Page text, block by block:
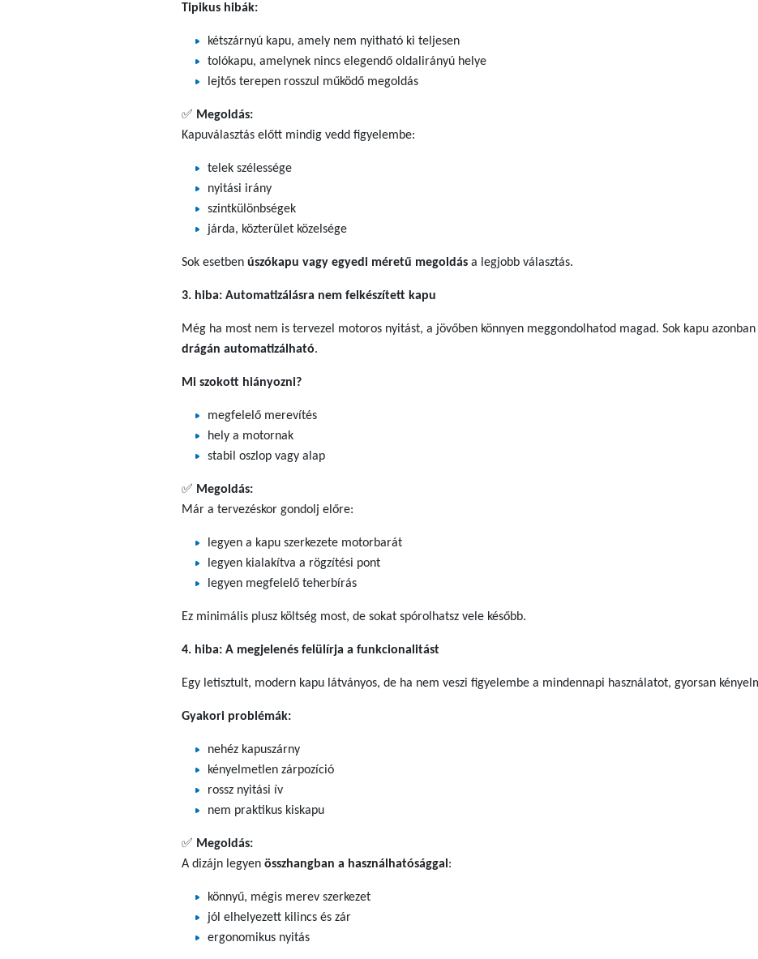
Tipikus hibák:
kétszárnyú kapu, amely nem nyitható ki teljesen
tolókapu, amelynek nincs elegendő oldalirányú helye
lejtős terepen rosszul működő megoldás
✅ Megoldás:
Kapuválasztás előtt mindig vedd figyelembe:
telek szélessége
nyitási irány
szintkülönbségek
járda, közterület közelsége
Sok esetben úszókapu vagy egyedi méretű megoldás a legjobb választás.
3. hiba: Automatizálásra nem felkészített kapu
Még ha most nem is tervezel motoros nyitást, a jövőben könnyen meggondolhatod magad. Sok kapu azonban
drágán automatizálható.
Mi szokott hiányozni?
megfelelő merevítés
hely a motornak
stabil oszlop vagy alap
✅ Megoldás:
Már a tervezéskor gondolj előre:
legyen a kapu szerkezete motorbarát
legyen kialakítva a rögzítési pont
legyen megfelelő teherbírás
Ez minimális plusz költség most, de sokat spórolhatsz vele később.
4. hiba: A megjelenés felülírja a funkcionalitást
Egy letisztult, modern kapu látványos, de ha nem veszi figyelembe a mindennapi használatot, gyorsan
Gyakori problémák:
nehéz kapuszárny
kényelmetlen zárpozíció
rossz nyitási ív
nem praktikus kiskapu
✅ Megoldás:
A dizájn legyen összhangban a használhatósággal :
könnyű, mégis merev szerkezet
jól elhelyezett kilincs és zár
ergonomikus nyitás